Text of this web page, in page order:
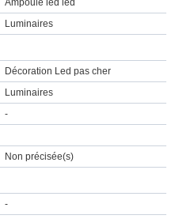
Ampoule led led
Luminaires
Décoration Led pas cher
Luminaires
-
Non précisée(s)
-